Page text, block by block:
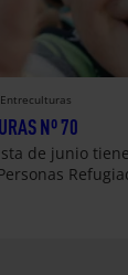
Entreculturas
Nº 70
de junio